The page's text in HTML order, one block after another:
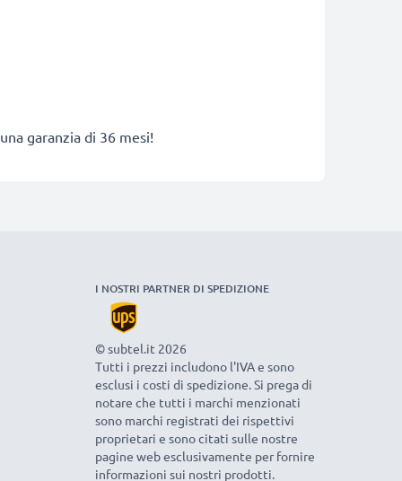
garanzia di 36 mesi!
I NOSTRI PARTNER DI SPEDIZIONE
© subtel.it 2026
Tutti i prezzi includono l'IVA e sono
esclusi i costi di spedizione. Si prega di
notare che tutti i marchi menzionati
sono marchi registrati dei rispettivi
proprietari e sono citati sulle nostre
pagine web esclusivamente per fornire
informazioni sui nostri prodotti.